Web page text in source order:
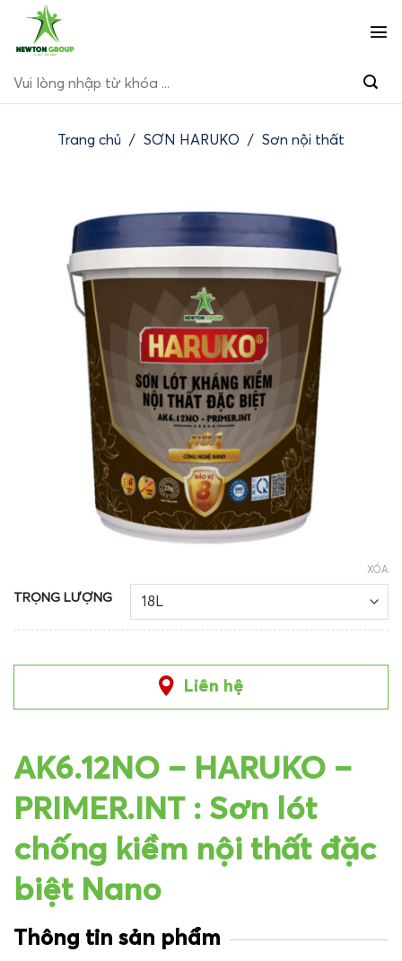
dung
Trang chủ / SƠN HARUKO / Sơn nội thất
TRỌNG LƯỢNG
XÓA
Liên hệ
AK6.12NO – HARUKO –
PRIMER.INT : Sơn lót
chống kiềm nội thất đặc
biệt Nano
Thông tin sản phẩm